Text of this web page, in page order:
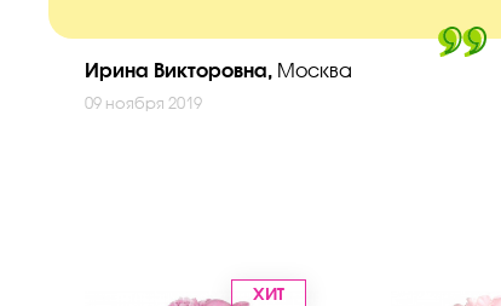
Ирина Викторовна, Москва
09 ноября 2019
ХИТ